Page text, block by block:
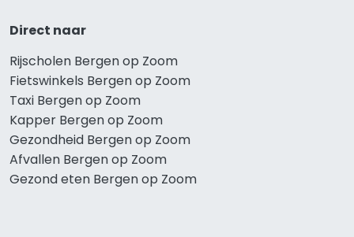
Direct naar
Rijscholen Bergen op Zoom
Fietswinkels Bergen op Zoom
Taxi Bergen op Zoom
Kapper Bergen op Zoom
Gezondheid Bergen op Zoom
Afvallen Bergen op Zoom
Gezond eten Bergen op Zoom